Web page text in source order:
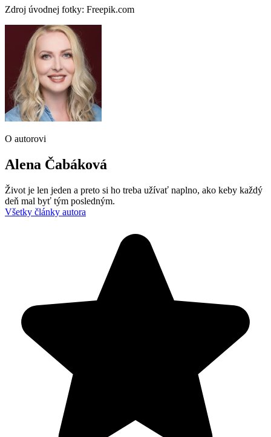
Zdroj úvodnej fotky: Freepik.com
O autorovi
Alena Čabáková
Život je len jeden a preto si ho treba užívať naplno, ako keby každý
deň mal byť tým posledným.
Všetky články autora